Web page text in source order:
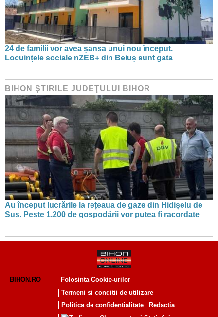
24 de familii vor avea șansa unui nou început.
Locuințele sociale nZEB+ din Beiuș sunt gata
BIHON ŞTIRILE JUDEŢULUI BIHOR
Au început lucrările la rețeaua de gaze din Hidișelu de
Sus. Peste 1.200 de gospodării vor putea fi racordate
BIHON.RO
Folosinta Cookie-urilor
Termeni si conditii de utilizare
Politica de confidentialitate
Redactia